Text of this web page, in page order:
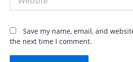
Save my name, email, and
the next time I comment.